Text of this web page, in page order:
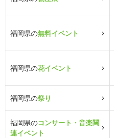
福岡県の無料イベント
福岡県の花イベント
福岡県の祭り
福岡県のコンサート・音楽関
連イベント